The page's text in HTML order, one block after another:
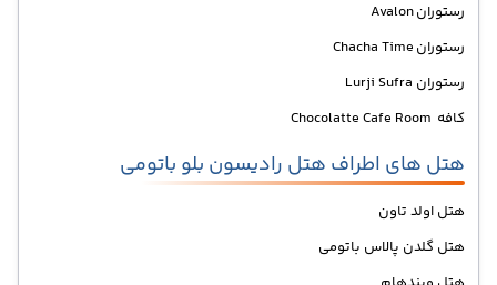
رستوران Avalon
رستوران Chacha Time
رستوران Lurji Sufra
کافه Chocolatte Cafe Room
هتل های اطراف هتل رادیسون بلو باتومی
هتل اولد تاون
هتل گلدن پالاس باتومی